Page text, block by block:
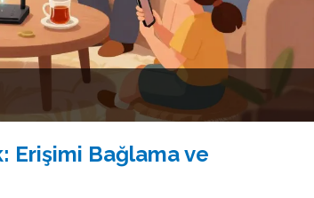
Erişimi Bağlama ve